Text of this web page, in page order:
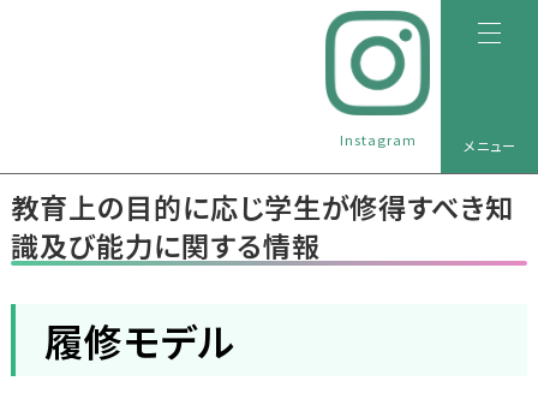
Instagram メニュー
教育上の目的に応じ学生が修得すべき知
識及び能力に関する情報
履修モデル